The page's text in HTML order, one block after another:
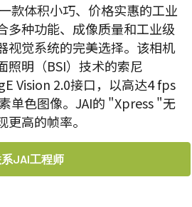
款体积小巧、价格实惠的工业
多种功能、成像质量和工业级
视觉系统的完美选择。该相机
照明（BSI）技术的索尼
Vision 2.0接口，以高达4 fps
单色图像。JAI的 "Xpress "无
高的帧率。
JAI工程师